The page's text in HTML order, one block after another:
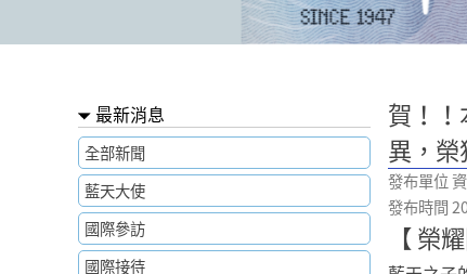
:::
最新消息
全部新聞
藍天大使
國際參訪
國際接待
賀！
異，
發布單位
發布時間
【 榮